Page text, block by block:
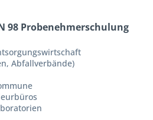
98 Probenehmerschulung
Abfallverbände)